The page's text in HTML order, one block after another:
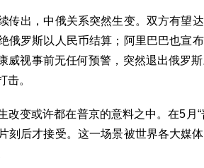
传出，中俄关系突然生变。双方有望
俄罗斯以人民币结算；阿里巴巴也宣
威视事前无任何预警，突然退出俄罗
击。
改变或许都在普京的意料之中。在5月
刻后才接受。这一场景被世界各大媒